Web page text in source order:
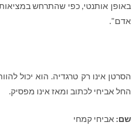
באופן אותנטי, כפי שהתרחש
אדם".
הסרטן אינו רק טרגדיה. הוא יכול
החל אביחי לכתוב ומאז אינו מפסיק.
שם: אביחי קמחי